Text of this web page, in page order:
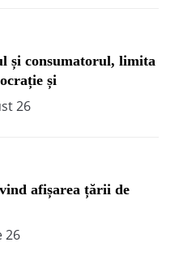
și consumatorul, limita
și
26
afișarea țării de
26